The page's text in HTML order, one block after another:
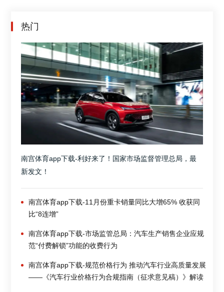
热门
南宫体育app下载-利好来了！国家市场监督管理总局，最
新发文！
南宫体育app下载-11月份重卡销量同比大增65% 收获同
比“8连增”
南宫体育app下载-市场监管总局：汽车生产销售企业应规
范“付费解锁”功能的收费行为
南宫体育app下载-规范价格行为 推动汽车行业高质量发展
——《汽车行业价格行为合规指南（征求意见稿）》解读